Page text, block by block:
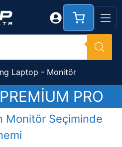
Laptop - Monitör
PRO
Monitör Seçiminde